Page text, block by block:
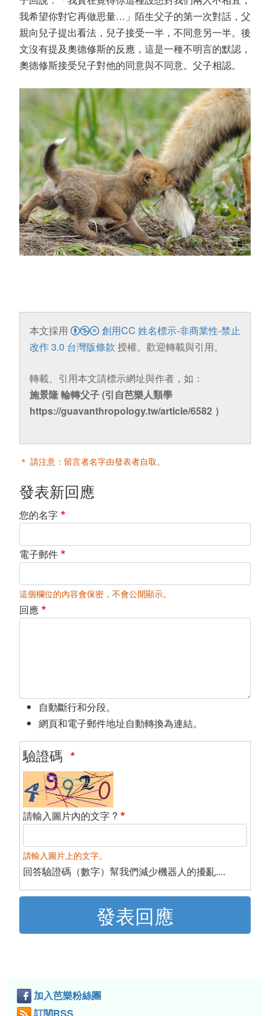
我希望你對它再做思量…」陌生父子的第一次對話，父
親向兒子提出看法，兒子接受一半，不同意另一半。後
文沒有提及奧德修斯的反應，這是一種不明言的默認，
奧德修斯接受兒子對他的同意與不同意。父子相認。
本文採用
創用CC 姓名標示-非商業性-禁止
改作 3.0 台灣版條款 授權。歡迎轉載與引用。
轉載、引用本文請標示網址與作者，如：
施景隆 輪轉父子 (引自芭樂人類學
https://guavanthropology.tw/article/6582 ）
＊ 請注意：留言者名字由發表者自取。
發表新回應
您的名字
電子郵件
這個欄位的內容會保密，不會公開顯示。
回應
自動斷行和分段。
網頁和電子郵件地址自動轉換為連結。
驗證碼
請輸入圖片內的文字 ?
請輸入圖片上的文字。
回答驗證碼（數字）幫我們減少機器人的擾亂....
加入芭樂粉絲團
訂閱RSS